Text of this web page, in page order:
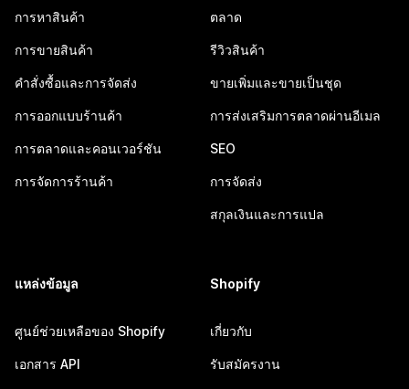
การหาสินค้า
การขายสินค้า
คำสั่งซื้อและการจัดส่ง
การออกแบบร้านค้า
การตลาดและคอนเวอร์ชัน
การจัดการร้านค้า
ตลาด
รีวิวสินค้า
ขายเพิ่มและขายเป็นชุด
การส่งเสริมการตลาดผ่านอีเมล
SEO
การจัดส่ง
สกุลเงินและการแปล
แหล่งข้อมูล
ศูนย์ช่วยเหลือของ Shopify
เอกสาร API
Shopify
เกี่ยวกับ
รับสมัครงาน